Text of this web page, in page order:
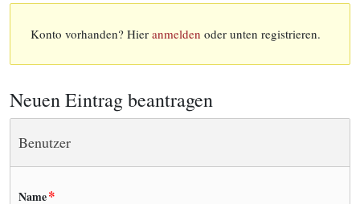
Konto vorhanden? Hier anmelden oder unten registrieren.
Neuen Eintrag beantragen
Benutzer
Name*